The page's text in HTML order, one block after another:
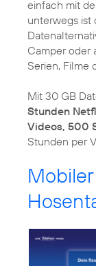
einfach mit
unterwegs ist
Camper oder
Serien, Filme
Mit 30 GB
Stunden
Videos, 500
Stunden per